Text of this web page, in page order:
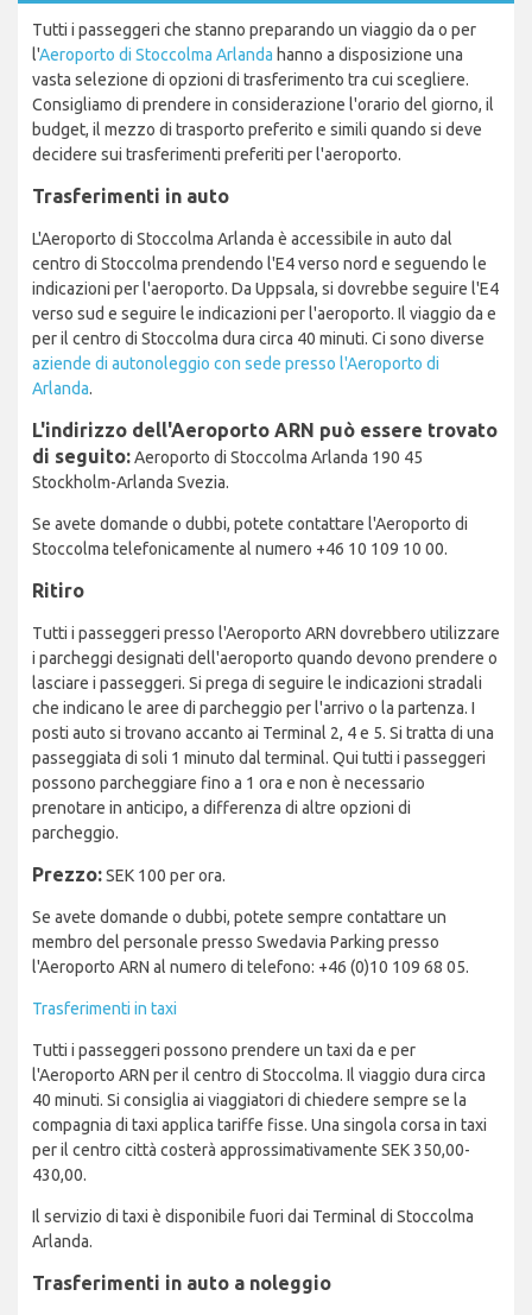
Tutti i passeggeri che stanno preparando un viaggio da o per
l'Aeroporto di Stoccolma Arlanda hanno a disposizione una
vasta selezione di opzioni di trasferimento tra cui scegliere.
Consigliamo di prendere in considerazione l'orario del giorno, il
budget, il mezzo di trasporto preferito e simili quando si deve
decidere sui trasferimenti preferiti per l'aeroporto.
Trasferimenti in auto
L'Aeroporto di Stoccolma Arlanda è accessibile in auto dal
centro di Stoccolma prendendo l'E4 verso nord e seguendo le
indicazioni per l'aeroporto. Da Uppsala, si dovrebbe seguire l'E4
verso sud e seguire le indicazioni per l'aeroporto. Il viaggio da e
per il centro di Stoccolma dura circa 40 minuti. Ci sono diverse
aziende di autonoleggio con sede presso l'Aeroporto di
Arlanda.
L'indirizzo dell'Aeroporto ARN può essere trovato
di seguito:Aeroporto di Stoccolma Arlanda 190 45
Stockholm-Arlanda Svezia.
Se avete domande o dubbi, potete contattare l'Aeroporto di
Stoccolma telefonicamente al numero +46 10 109 10 00.
Ritiro
Tutti i passeggeri presso l'Aeroporto ARN dovrebbero utilizzare
i parcheggi designati dell'aeroporto quando devono prendere o
lasciare i passeggeri. Si prega di seguire le indicazioni stradali
che indicano le aree di parcheggio per l'arrivo o la partenza. I
posti auto si trovano accanto ai Terminal 2, 4 e 5. Si tratta di una
passeggiata di soli 1 minuto dal terminal. Qui tutti i passeggeri
possono parcheggiare fino a 1 ora e non è necessario
prenotare in anticipo, a differenza di altre opzioni di
parcheggio.
Prezzo:SEK 100 per ora.
Se avete domande o dubbi, potete sempre contattare un
membro del personale presso Swedavia Parking presso
l'Aeroporto ARN al numero di telefono: +46 (0)10 109 68 05.
Trasferimenti in taxi
Tutti i passeggeri possono prendere un taxi da e per
l'Aeroporto ARN per il centro di Stoccolma. Il viaggio dura circa
40 minuti. Si consiglia ai viaggiatori di chiedere sempre se la
compagnia di taxi applica tariffe fisse. Una singola corsa in taxi
per il centro città costerà approssimativamente SEK 350,00-
430,00.
Il servizio di taxi è disponibile fuori dai Terminal di Stoccolma
Arlanda.
Trasferimenti in auto a noleggio